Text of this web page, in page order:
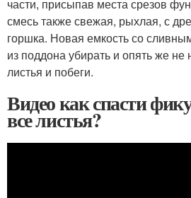
части, присыпав места срезов
смесь также свежая, рыхлая, с
горшка. Новая емкость со
из поддона убирать и опять же не
листья и побеги.
Видео как спасти
все листья?